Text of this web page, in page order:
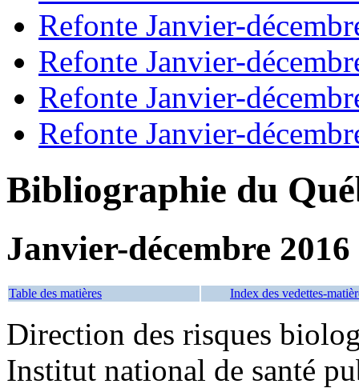
Refonte Janvier-
Refonte Janvier-
Refonte Janvier-
Refonte Janvier-
Bibliographie du
Janvier-décembre 2016
Table des matières Index des vedettes-
Direction des risques
Institut national de santé